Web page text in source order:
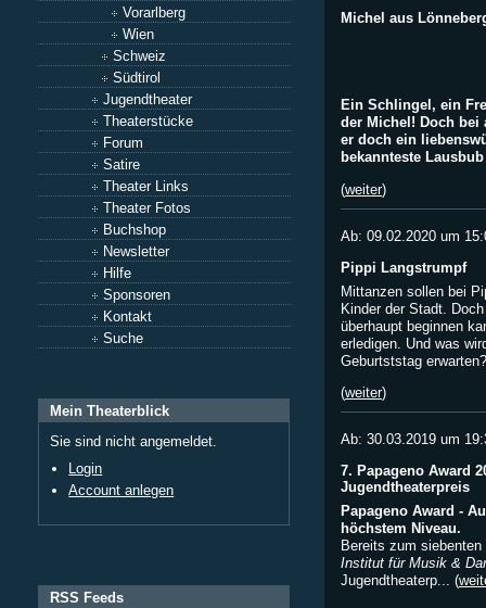
Vorarlberg
Wien
Schweiz
Südtirol
Jugendtheater
Theaterstücke
Forum
Satire
Theater Links
Theater Fotos
Buchshop
Newsletter
Hilfe
Sponsoren
Kontakt
Suche
Mein Theaterblick
Sie sind nicht angemeldet.
Login
Account anlegen
RSS Feeds
Michel aus
Ein Schlingel, ein
der Michel! Doch bei
er doch ein
bekannteste
(weiter)
Ab: 09.02.2020 um
Pippi Langstrumpf
Mittanzen sollen bei
Kinder der Stadt.
überhaupt beginnen
erledigen. Und was
Geburtststag erwarten?
(weiter)
Ab: 30.03.2019 um
7. Papageno Award
Jugendtheaterpreis
Papageno Award -
höchstem Niveau.
Bereits zum
Institut für Musik &
Jugendtheaterp... (